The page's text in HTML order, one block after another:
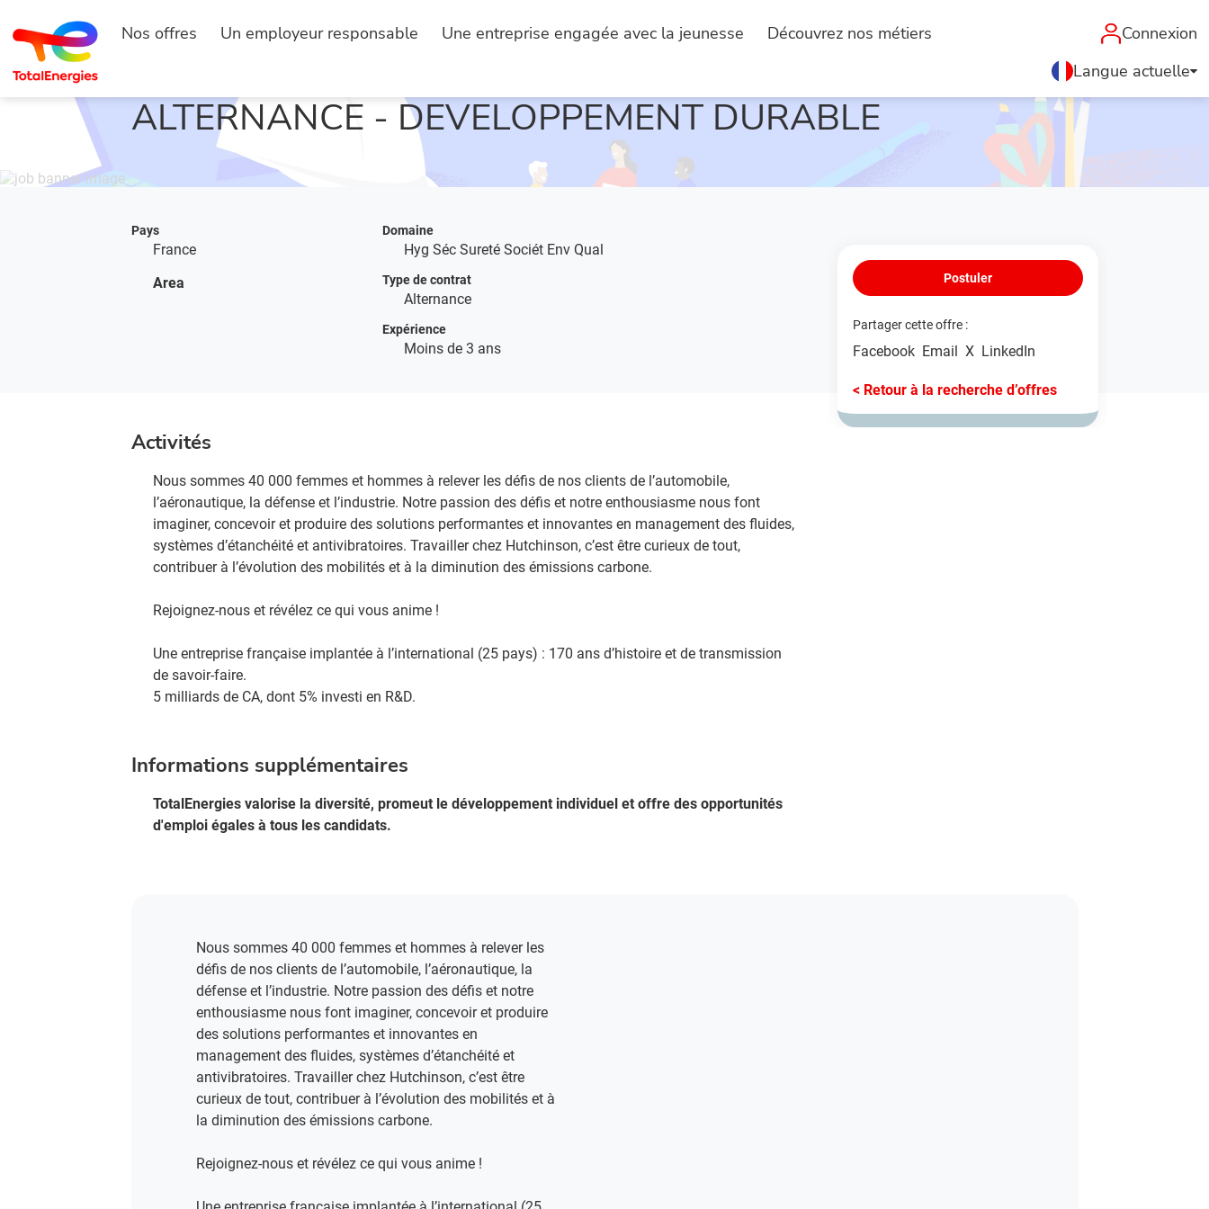
Nos offres Un employeur responsable Une entreprise engagée avec la jeunesse Découvrez nos métiers
Connexion
Langue actuelle
ALTERNANCE - DEVELOPPEMENT DURABLE
Pays
France
Area
Domaine
Hyg Séc Sureté Sociét Env Qual
Type de contrat
Alternance
Expérience
Moins de 3 ans
Activités
Nous sommes 40 000 femmes et hommes à relever les défis de nos clients de l’automobile,
l’aéronautique, la défense et l’industrie. Notre passion des défis et notre enthousiasme nous font
imaginer, concevoir et produire des solutions performantes et innovantes en management des fluides,
systèmes d’étanchéité et antivibratoires. Travailler chez Hutchinson, c’est être curieux de tout,
contribuer à l’évolution des mobilités et à la diminution des émissions carbone. ​
Rejoignez-nous et révélez ce qui vous anime !​
Une entreprise française implantée à l’international (25 pays) : 170 ans d’histoire et de transmission
de savoir-faire.​
5 milliards de CA, dont 5% investi en R&D​.
Informations supplémentaires
TotalEnergies valorise la diversité, promeut le développement individuel et offre des opportunités
d'emploi égales à tous les candidats.
Postuler
Partager cette offre :
Facebook Email X LinkedIn
< Retour à la recherche d’offres
Nous sommes 40 000 femmes et hommes à relever les
défis de nos clients de l’automobile, l’aéronautique, la
défense et l’industrie. Notre passion des défis et notre
enthousiasme nous font imaginer, concevoir et produire
des solutions performantes et innovantes en
management des fluides, systèmes d’étanchéité et
antivibratoires. Travailler chez Hutchinson, c’est être
curieux de tout, contribuer à l’évolution des mobilités et à
la diminution des émissions carbone. ​
Rejoignez-nous et révélez ce qui vous anime !​